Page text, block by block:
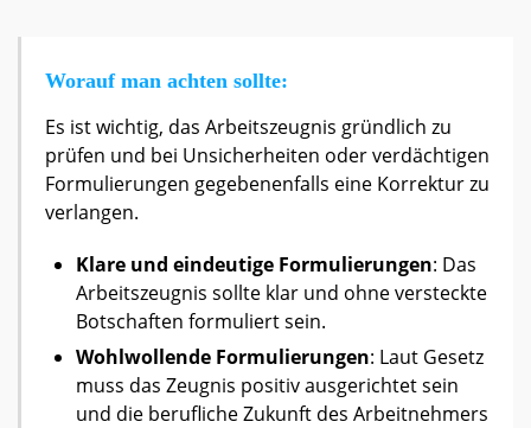
Worauf man achten sollte:
Es ist wichtig, das Arbeitszeugnis gründlich zu
prüfen und bei Unsicherheiten oder verdächtigen
Formulierungen gegebenenfalls eine Korrektur zu
verlangen.
Klare und eindeutige Formulierungen: Das
Arbeitszeugnis sollte klar und ohne versteckte
Botschaften formuliert sein.
Wohlwollende Formulierungen: Laut Gesetz
muss das Zeugnis positiv ausgerichtet sein
und die berufliche Zukunft des Arbeitnehmers